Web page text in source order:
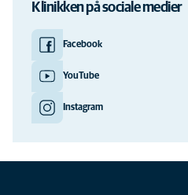
Klinikken på sociale medier
Facebook
YouTube
Instagram